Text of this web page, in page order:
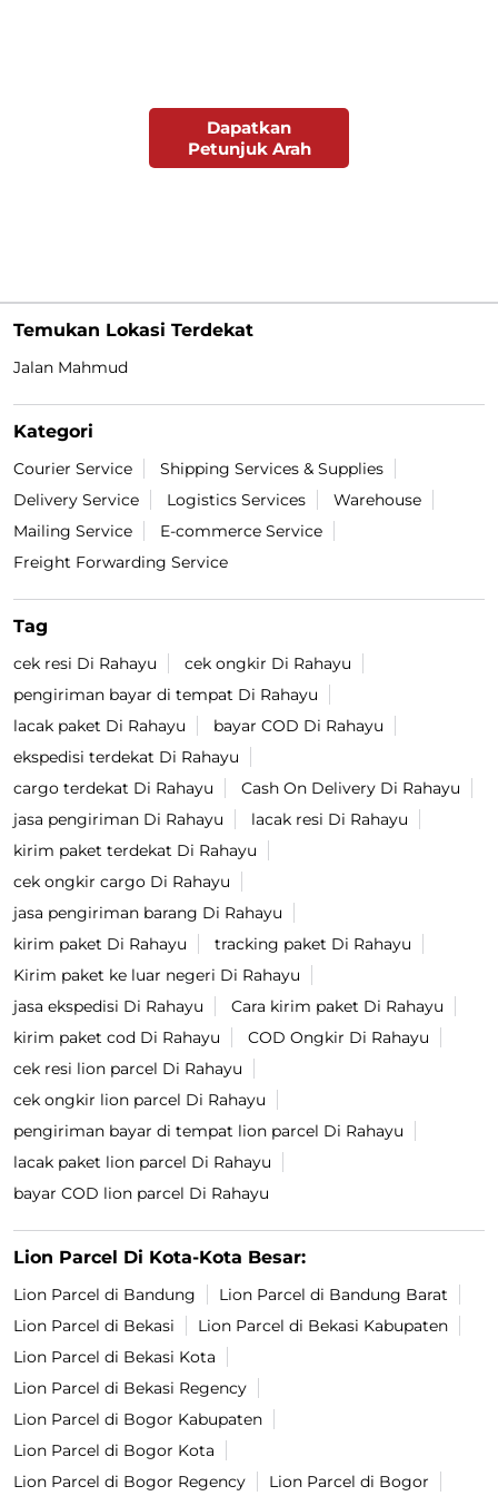
Dapatkan
Petunjuk Arah
Temukan Lokasi Terdekat
Jalan Mahmud
Kategori
Courier Service
Shipping Services & Supplies
Delivery Service
Logistics Services
Warehouse
Mailing Service
E-commerce Service
Freight Forwarding Service
Tag
cek resi Di Rahayu
cek ongkir Di Rahayu
pengiriman bayar di tempat Di Rahayu
lacak paket Di Rahayu
bayar COD Di Rahayu
ekspedisi terdekat Di Rahayu
cargo terdekat Di Rahayu
Cash On Delivery Di Rahayu
jasa pengiriman Di Rahayu
lacak resi Di Rahayu
kirim paket terdekat Di Rahayu
cek ongkir cargo Di Rahayu
jasa pengiriman barang Di Rahayu
kirim paket Di Rahayu
tracking paket Di Rahayu
Kirim paket ke luar negeri Di Rahayu
jasa ekspedisi Di Rahayu
Cara kirim paket Di Rahayu
kirim paket cod Di Rahayu
COD Ongkir Di Rahayu
cek resi lion parcel Di Rahayu
cek ongkir lion parcel Di Rahayu
pengiriman bayar di tempat lion parcel Di Rahayu
lacak paket lion parcel Di Rahayu
bayar COD lion parcel Di Rahayu
Lion Parcel Di Kota-Kota Besar:
Lion Parcel di Bandung
Lion Parcel di Bandung Barat
Lion Parcel di Bekasi
Lion Parcel di Bekasi Kabupaten
Lion Parcel di Bekasi Kota
Lion Parcel di Bekasi Regency
Lion Parcel di Bogor Kabupaten
Lion Parcel di Bogor Kota
Lion Parcel di Bogor Regency
Lion Parcel di Bogor